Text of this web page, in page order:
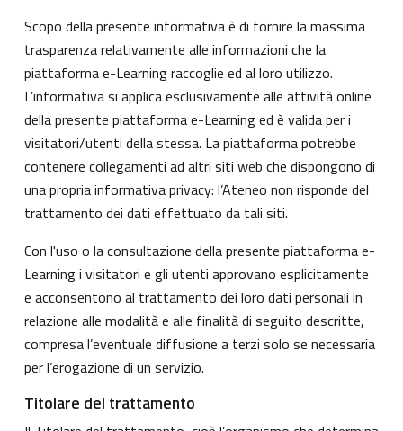
Scopo della presente informativa è di fornire la massima
trasparenza relativamente alle informazioni che la
piattaforma e-Learning raccoglie ed al loro utilizzo.
L’informativa si applica esclusivamente alle attività online
della presente piattaforma e-Learning ed è valida per i
visitatori/utenti della stessa. La piattaforma potrebbe
contenere collegamenti ad altri siti web che dispongono di
una propria informativa privacy: l’Ateneo non risponde del
trattamento dei dati effettuato da tali siti.
Con l'uso o la consultazione della presente piattaforma e-
Learning i visitatori e gli utenti approvano esplicitamente
e acconsentono al trattamento dei loro dati personali in
relazione alle modalità e alle finalità di seguito descritte,
compresa l’eventuale diffusione a terzi solo se necessaria
per l’erogazione di un servizio.
Titolare del trattamento